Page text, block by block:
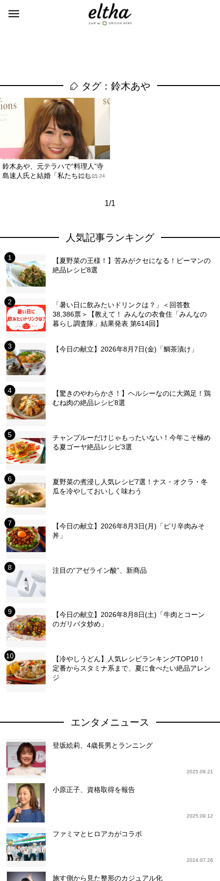
タグ：鈴木あや
鈴木あや、元テラハで“料理人”寺
島速人氏と結婚「私たちにし...
2019.05.24
1/1
人気記事ランキング
【夏野菜の王様！】苦みがクセになる！ピーマンの
絶品レシピ8選
「暑い日に飲みたいドリンクは？」＜回答数
38,386票＞【教えて！ みんなの衣食住「みんなの
暮らし調査隊」結果発表 第614回】
【今日の献立】2026年8月7日(金)「鯛茶漬け」
【驚きのやわらかさ！】ヘルシーなのに大満足！鶏
むね肉の絶品レシピ8選
チャンプルーだけじゃもったいない！今年こそ極め
る夏ゴーヤ絶品レシピ3選
夏野菜の煮浸し人気レシピ7選！ナス・オクラ・冬
瓜を冷やしておいしく味わう
【今日の献立】2026年8月3日(月)「ピリ辛肉みそ
丼」
注目の“アゼライン酸”、新商品
【今日の献立】2026年8月8日(土)「牛肉とコーン
のガリバタ炒め」
【冷やしうどん】人気レシピランキングTOP10！
定番からスタミナ系まで、夏に食べたい絶品アレン
ジ
エンタメニュース
登坂絵莉、4歳長男とランニング
2025.09.21
小原正子、資格取得を報告
2025.09.12
ファミマとヒロアカがコラボ
2024.07.26
施す側から見た整形のカジュアル化